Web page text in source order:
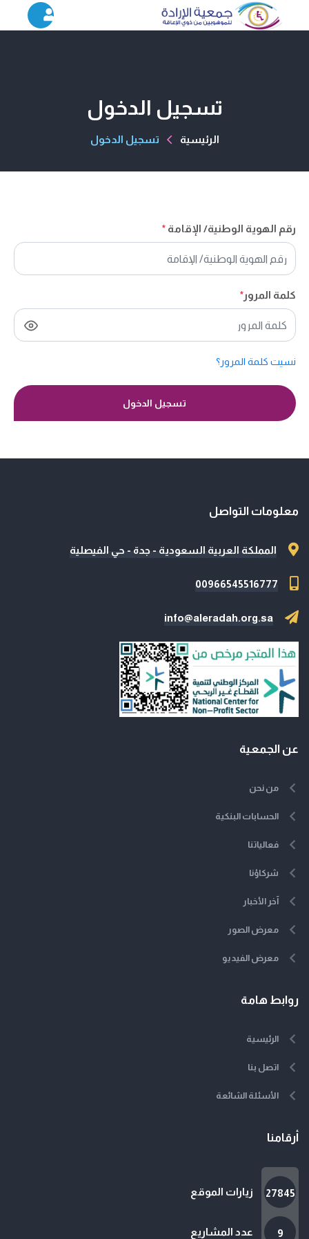
تسجيل الدخول
الرئيسية تسجيل الدخول
رقم الهوية الوطنية/ الإقامة*
كلمة المرور*
نسيت كلمة المرور؟
تسجيل الدخول
معلومات التواصل
المملكة العربية السعودية - جدة - حي الفيصلية
00966545516777
info@aleradah.org.sa
عن الجمعية
من نحن
الحسابات البنكية
فعالياتنا
شركاؤنا
آخر الأخبار
معرض الصور
معرض الفيديو
روابط هامة
الرئيسية
اتصل بنا
الأسئلة الشائعة
أرقامنا
27845 زيارات الموقع
9 عدد المشاريع